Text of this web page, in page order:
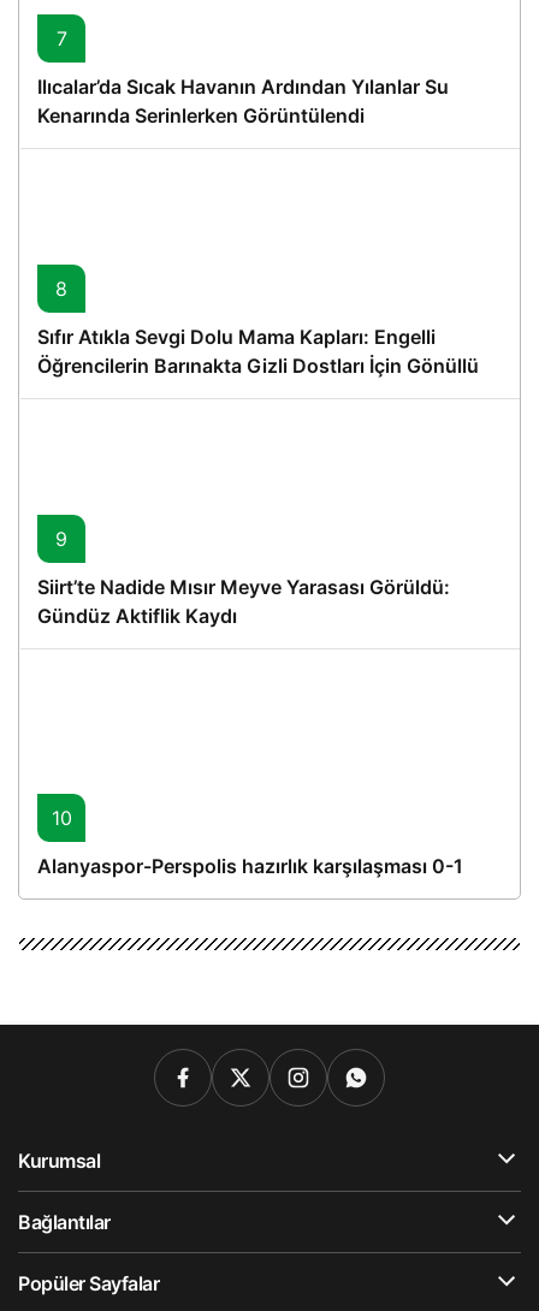
7
Ilıcalar’da Sıcak Havanın Ardından Yılanlar Su
Kenarında Serinlerken Görüntülendi
8
Sıfır Atıkla Sevgi Dolu Mama Kapları: Engelli
Öğrencilerin Barınakta Gizli Dostları İçin Gönüllü
Proje
9
Siirt’te Nadide Mısır Meyve Yarasası Görüldü:
Gündüz Aktiflik Kaydı
10
Alanyaspor-Perspolis hazırlık karşılaşması 0-1
Kurumsal
Bağlantılar
Popüler Sayfalar